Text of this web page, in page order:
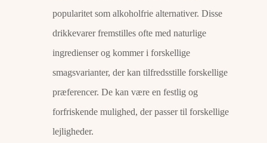
popularitet som alkoholfrie alternativer. Disse
drikkevarer fremstilles ofte med naturlige
ingredienser og kommer i forskellige
smagsvarianter, der kan tilfredsstille forskellige
præferencer. De kan være en festlig og
forfriskende mulighed, der passer til forskellige
lejligheder.